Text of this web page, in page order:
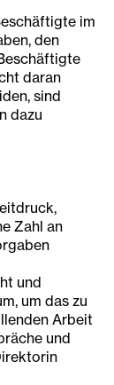
im
den
daran
sind
dazu
Zahl an
und
um das zu
Arbeit
und